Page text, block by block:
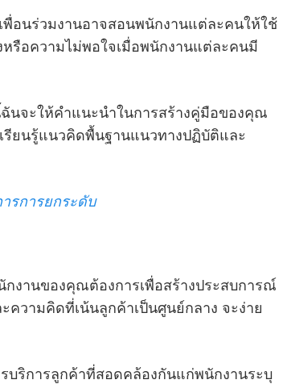
อนร่วมงานอาจสอนพนักงานแต่ละคนให้ใช้
รือความไม่พอใจเมื่อพนักงานแต่ละคนมี
นจะให้คําแนะนําในการสร้างคู่มือของคุณ
ยนรู้แนวคิดพื้นฐานแนวทางปฏิบัติและ
รการยกระดับ
งานของคุณต้องการเพื่อสร้างประสบการณ์
วามคิดที่เน้นลูกค้าเป็นศูนย์กลาง จะง่าย
บริการลูกค้าที่สอดคล้องกันแก่พนักงานระบุ